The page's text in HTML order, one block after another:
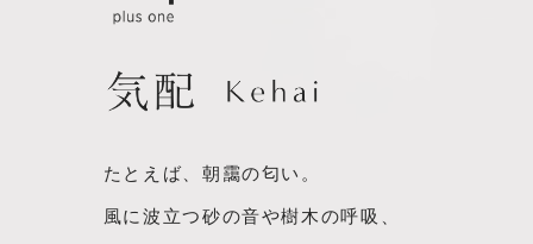
たとえば、朝靄の匂い。
風に波立つ砂の音や樹木の呼吸、